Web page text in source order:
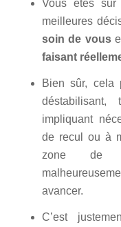
Vous êtes
meilleures
soin de vous
faisant
Bien sûr, cela
déstabilisant,
impliquant
de recul ou à
zone de
avancer.
C’est